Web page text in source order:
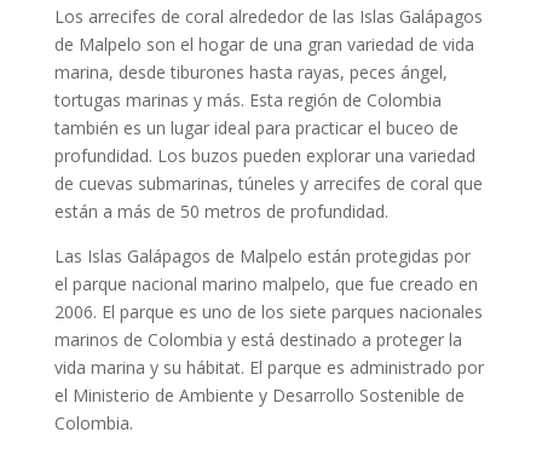
Los arrecifes de coral alrededor de las Islas Galápagos
de Malpelo son el hogar de una gran variedad de vida
marina, desde tiburones hasta rayas, peces ángel,
tortugas marinas y más. Esta región de Colombia
también es un lugar ideal para practicar el buceo de
profundidad. Los buzos pueden explorar una variedad
de cuevas submarinas, túneles y arrecifes de coral que
están a más de 50 metros de profundidad.
Las Islas Galápagos de Malpelo están protegidas por
el parque nacional marino malpelo, que fue creado en
2006. El parque es uno de los siete parques nacionales
marinos de Colombia y está destinado a proteger la
vida marina y su hábitat. El parque es administrado por
el Ministerio de Ambiente y Desarrollo Sostenible de
Colombia.